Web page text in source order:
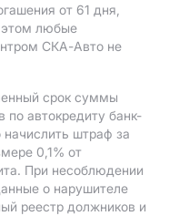
от 61 дня,
любые
СКА-Авто не
срок суммы
по автокредиту банк-
начислить штраф за
0,1% от
При несоблюдении
о нарушителе
реестр должников и